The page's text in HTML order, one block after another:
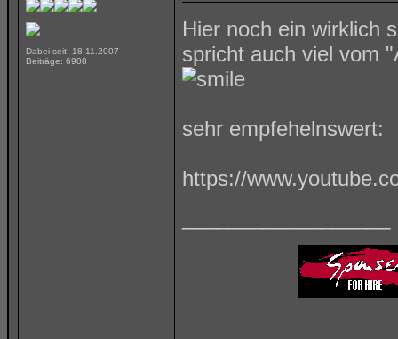
Dabei seit: 18.11.2007
Beiträge: 6908
Hier noch ein wirklich
spricht auch viel vom
sehr empfehelnswert:
https://